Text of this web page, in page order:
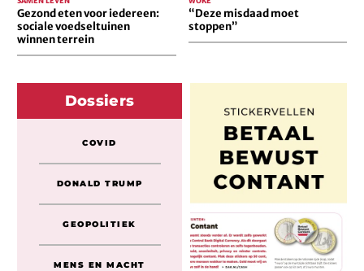
Gezond eten voor iedereen:
sociale voedseltuinen
winnen terrein
“Deze misdaad moet
stoppen”
Dossiers
COVID
DONALD TRUMP
GEOPOLITIEK
MENS EN MACHT